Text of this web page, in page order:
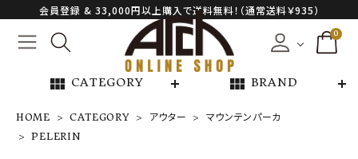
会員登録 & 33,000円以上購入で送料無料！（通常送料￥935）
0
view_module CATEGORY view_module BRAND
HOME CATEGORY アウター
マウンテンパーカ
PELERIN